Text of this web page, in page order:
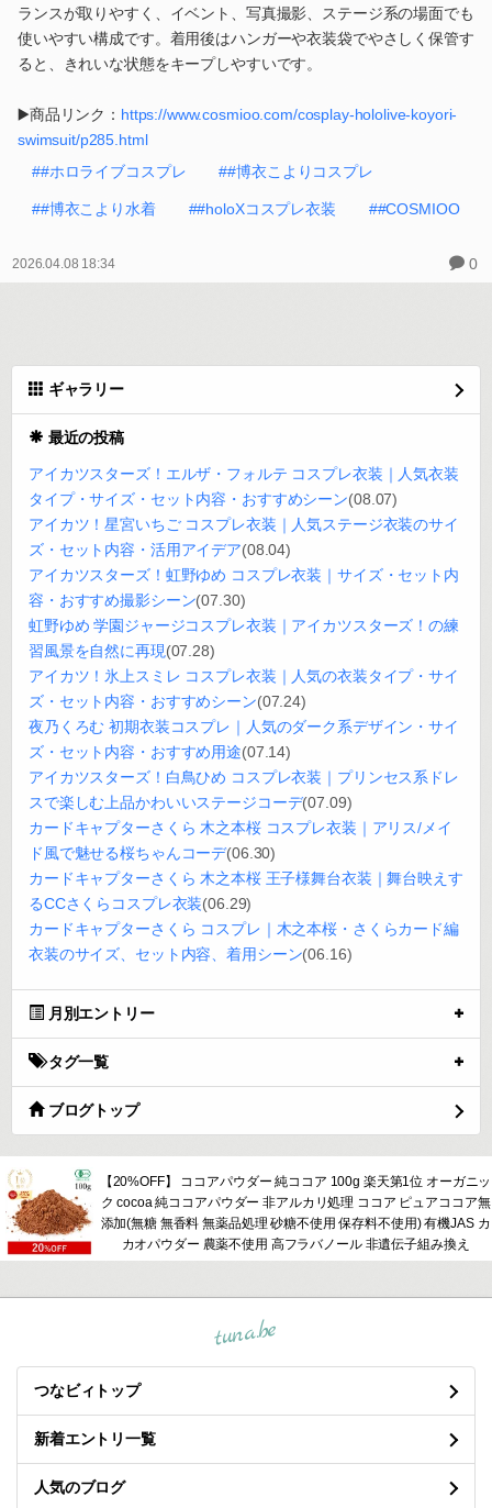
ランスが取りやすく、イベント、写真撮影、ステージ系の場面でも
使いやすい構成です。着用後はハンガーや衣装袋でやさしく保管す
ると、きれいな状態をキープしやすいです。
▶️商品リンク： https://www.cosmioo.com/cosplay-hololive-koyori-
swimsuit/p285.html
##ホロライブコスプレ
##博衣こよりコスプレ
##博衣こより水着 ##holoXコスプレ衣装 ##COSMIOO
2026.04.08 18:34 0
ギャラリー
最近の投稿
アイカツスターズ！エルザ・フォルテ コスプレ衣装｜人気衣装
タイプ・サイズ・セット内容・おすすめシーン(08.07)
アイカツ！星宮いちご コスプレ衣装｜人気ステージ衣装のサイ
ズ・セット内容・活用アイデア(08.04)
アイカツスターズ！虹野ゆめ コスプレ衣装｜サイズ・セット内
容・おすすめ撮影シーン(07.30)
虹野ゆめ 学園ジャージコスプレ衣装｜アイカツスターズ！の練
習風景を自然に再現(07.28)
アイカツ！氷上スミレ コスプレ衣装｜人気の衣装タイプ・サイ
ズ・セット内容・おすすめシーン(07.24)
夜乃くろむ 初期衣装コスプレ｜人気のダーク系デザイン・サイ
ズ・セット内容・おすすめ用途(07.14)
アイカツスターズ！白鳥ひめ コスプレ衣装｜プリンセス系ドレ
スで楽しむ上品かわいいステージコーデ(07.09)
カードキャプターさくら 木之本桜 コスプレ衣装｜アリス/メイ
ド風で魅せる桜ちゃんコーデ(06.30)
カードキャプターさくら 木之本桜 王子様舞台衣装｜舞台映えす
るCCさくらコスプレ衣装(06.29)
カードキャプターさくら コスプレ｜木之本桜・さくらカード編
衣装のサイズ、セット内容、着用シーン(06.16)
月別エントリー
タグ一覧
ブログトップ
【20%OFF】 ココアパウダー 純ココア 100g 楽天第1位 オーガニッ
ク cocoa 純ココアパウダー 非アルカリ処理 ココア ピュアココア無
添加(無糖 無香料 無薬品処理 砂糖不使用 保存料不使用) 有機JAS カ
カオパウダー 農薬不使用 高フラバノール 非遺伝子組み換え
tuna.be
つなビィトップ
新着エントリ一覧
人気のブログ